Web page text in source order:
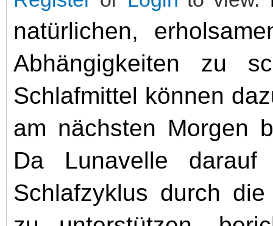
natürlichen,
Abhängigkeiten zu
Schlafmittel können
am nächsten Morgen
Da Lunavelle darauf
Schlafzyklus durch